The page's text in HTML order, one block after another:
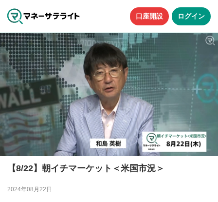
口座開設 ログイン
【8/22】朝イチマーケット＜米国市況＞
2024年08月22日